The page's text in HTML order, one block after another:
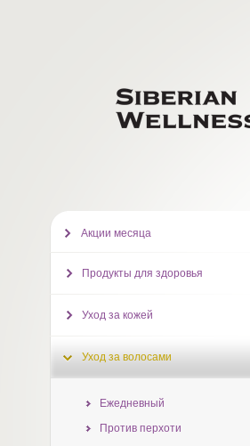
Акции месяца
Продукты для здоровья
Уход за кожей
Уход за волосами
Ежедневный
Против перхоти